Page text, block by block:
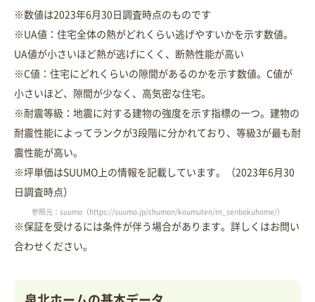
※数値は2023年6月30日調査時点のものです
※UA値：住宅全体の熱がどれくらい逃げやすいかを示す数値。
UA値が小さいほど熱が逃げにくく、断熱性能が高い
※C値：住宅にどれくらいの隙間があるのかを示す数値。C値が
小さいほど、隙間が少なく、高気密な住宅。
※耐震等級：地震に対する建物の強度を示す指標の一つ。建物の
耐震性能によってランクが3段階に分かれており、等級3が最も耐
震性能が高い。
※坪単価はSUUMO上の情報を記載しています。（2023年6月30
日調査時点）
参照元：suumo（https://suumo.jp/chumon/koumuten/rn_senbokuhome/）
※保証を受けるには条件が伴う場合があります。詳しくはお問い
合わせください。